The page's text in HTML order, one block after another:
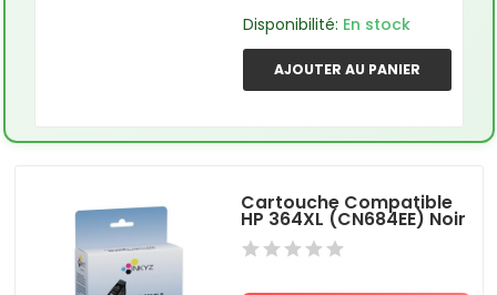
Disponibilité: En stock
AJOUTER AU PANIER
Cartouche Compatible
HP 364XL (CN684EE) Noir